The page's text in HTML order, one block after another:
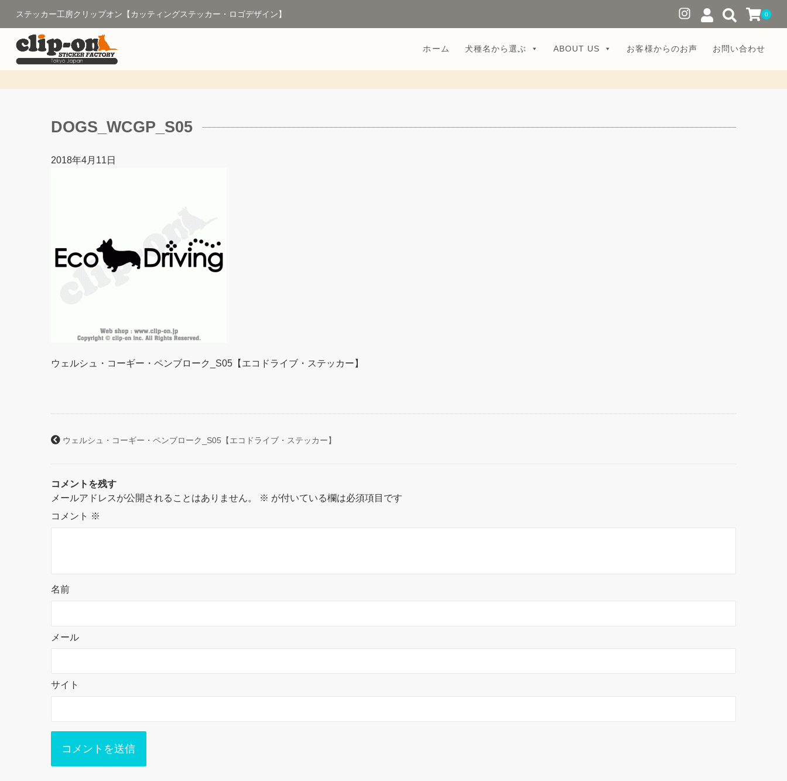
0
ホーム 犬種名から選ぶ ABOUT US お客様からのお声 お問い合わせ
ステッカー工房クリップオン【カッティングステッカー・ロゴデザイン】
DOGS_WCGP_S05
2018年4月11日
ウェルシュ・コーギー・ペンブローク_S05【エコドライブ・ステッカー】
ウェルシュ・コーギー・ペンブローク_S05【エコドライブ・ステッカー】
コメントを残す
メールアドレスが公開されることはありません。
※ が付いている欄は必須項目です
コメント ※
名前
メール
サイト